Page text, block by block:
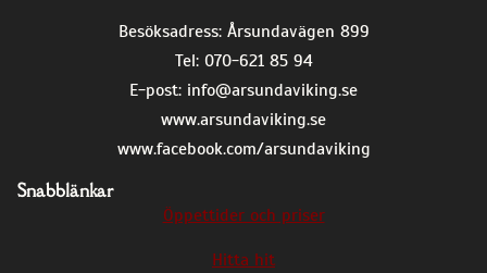
Besöksadress: Årsundavägen 899
Tel: 070-621 85 94
E-post: info@arsundaviking.se
www.arsundaviking.se
www.facebook.com/arsundaviking
Snabblänkar
Öppettider och priser
Hitta hit